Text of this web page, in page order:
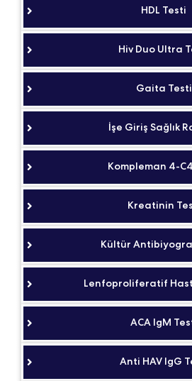
HDL Testi
Hiv Duo Ultra
Gaita Testi
İşe Giriş Sağlık
Kompleman 4-
Kreatinin
Kültür
Lenfoproliferatif
ACA IgM
Anti HAV IgG